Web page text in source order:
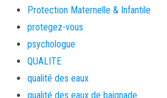
Protection Maternelle & Infantile
protegez-vous
psychologue
QUALITE
qualité des eaux
qualité des eaux de baignade